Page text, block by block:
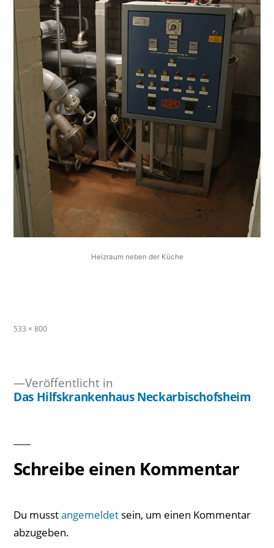
Heizraum neben der Küche
Originalgröße
533 × 800
Veröffentlicht in
Das Hilfskrankenhaus Neckarbischofsheim
Schreibe einen Kommentar
Du musstangemeldet sein, um einen Kommentar
abzugeben.